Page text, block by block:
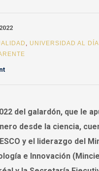
, UNIVERSIDAD AL DÍA